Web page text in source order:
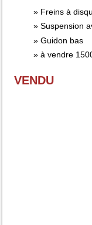
Freins à
Suspension
Guidon bas
à vendre
VENDU